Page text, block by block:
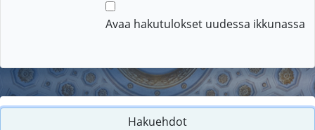
Avaa hakutulokset uudessa ikkunassa
Hakuehdot